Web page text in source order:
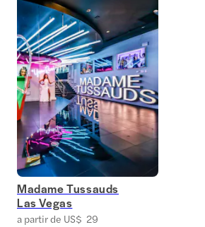
Madame Tussauds
Las Vegas
a partir de US$ 29